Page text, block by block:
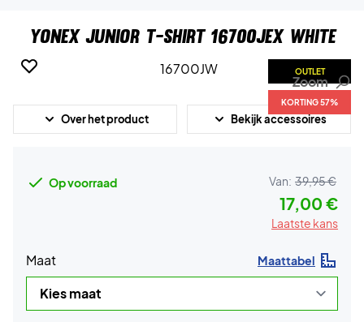
Yonex Junior T-shirt 16700JEX White
OUTLET
KORTING 57%
Zoom
Over het product Bekijk accessoires
Op voorraad Van: 39,95 €
17,00 €
Laatste kans
Maat Maattabel